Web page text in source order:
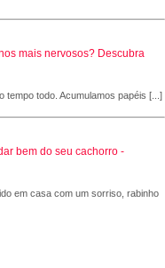
mais nervosos? Descubra
tempo todo. Acumulamos papéis [...]
bem do seu cachorro -
em casa com um sorriso, rabinho